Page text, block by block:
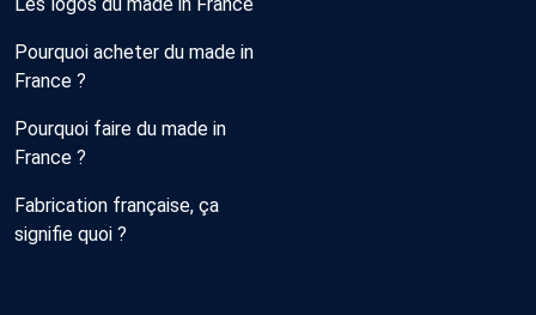
Pourquoi acheter du made in
France ?
Pourquoi faire du made in
France ?
Fabrication française, ça
signifie quoi ?